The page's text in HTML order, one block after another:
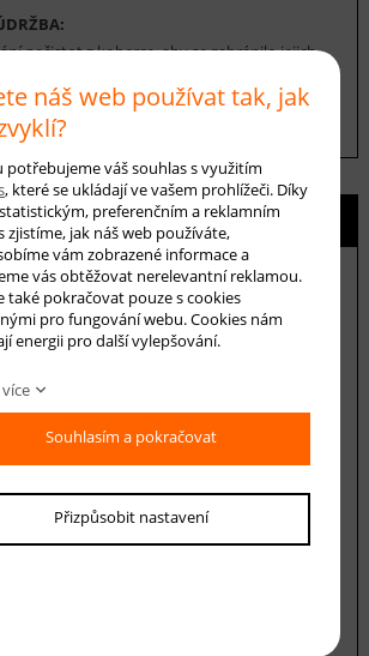
nečistot z koberce, aby se zabránilo jejich
Pro hloubkové čištění je možné použít
Koberec se nesmí namáčet.
Hlídání ceny
náš web používat tak, jak
potřebujeme váš souhlas s využitím
, které se ukládají ve vašem prohlížeči. Díky
preferenčním a reklamním
zjistíme, jak náš web používáte,
vám zobrazené informace a
vás obtěžovat nerelevantní reklamou.
také pokračovat pouze s cookies
pro fungování webu. Cookies nám
energii pro další vylepšování.
Souhlasím a pokračovat
Přizpůsobit nastavení